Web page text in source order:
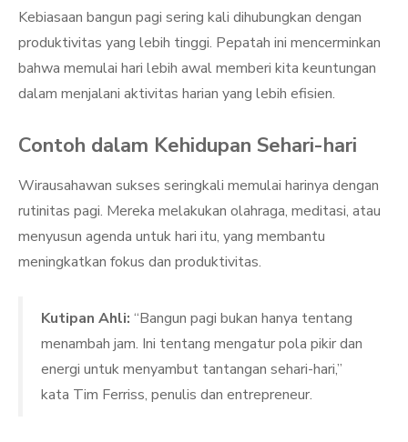
Kebiasaan bangun pagi sering kali dihubungkan dengan
produktivitas yang lebih tinggi. Pepatah ini mencerminkan
bahwa memulai hari lebih awal memberi kita keuntungan
dalam menjalani aktivitas harian yang lebih efisien.
Contoh dalam Kehidupan Sehari-hari
Wirausahawan sukses seringkali memulai harinya dengan
rutinitas pagi. Mereka melakukan olahraga, meditasi, atau
menyusun agenda untuk hari itu, yang membantu
meningkatkan fokus dan produktivitas.
Kutipan Ahli: “Bangun pagi bukan hanya tentang
menambah jam. Ini tentang mengatur pola pikir dan
energi untuk menyambut tantangan sehari-hari,”
kata Tim Ferriss, penulis dan entrepreneur.